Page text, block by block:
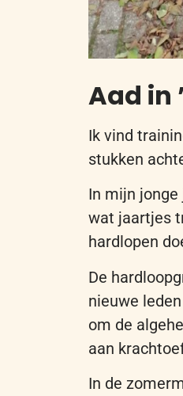
Aad in
Ik vind train
stukken
In mijn
wat jaartjes
hardlopen
De
nieuwe
om de
aan
In de